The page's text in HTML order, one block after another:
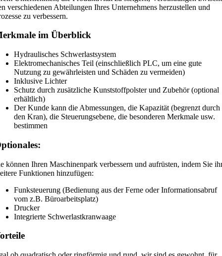
verschiedenen Abteilungen Ihres Unternehmens herzustellen und
zu verbessern.
im Überblick
Hydraulisches Schwerlastsystem
Elektromechanisches Teil (einschließlich PLC, um eine gute
Nutzung zu gewährleisten und Schäden zu vermeiden)
Inklusive Lichter
Schutz durch zusätzliche Kunststoffpolster und Zubehör (optional
erhältlich)
Der Kunde kann die Abmessungen, die Kapazität (begrenzt durch
den Kran), die Steuerungsebene, die besonderen Merkmale usw.
bestimmen
können Ihren Maschinenpark verbessern und aufrüsten, indem Sie
Funktionen hinzufügen:
Funksteuerung (Bedienung aus der Ferne oder Informationsabruf
vom z.B. Büroarbeitsplatz)
Drucker
Integrierte Schwerlastkranwaage